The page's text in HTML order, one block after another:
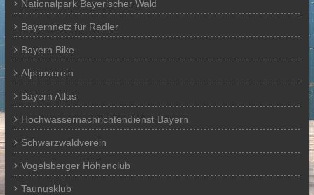
Nationalpark Bayerischer Wald
Bayernnetz für Radler
Bayern Bike
Alpenverein
Bayern Atlas
Hochwassernachrichtendienst Bayern
Schwarzwaldverein
Vogelsberger Höhenclub
Taunusklub